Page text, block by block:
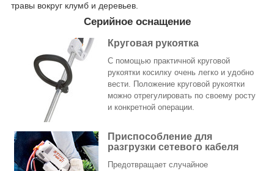
травы вокруг клумб и деревьев.
Серийное оснащение
Круговая рукоятка
С помощью практичной круговой
рукоятки косилку очень легко и удобно
вести. Положение круговой рукоятки
можно отрегулировать по своему росту
и конкретной операции.
Приспособление для
разгрузки сетевого кабеля
Предотвращает случайное